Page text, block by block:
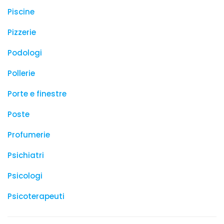
Piscine
Pizzerie
Podologi
Pollerie
Porte e finestre
Poste
Profumerie
Psichiatri
Psicologi
Psicoterapeuti